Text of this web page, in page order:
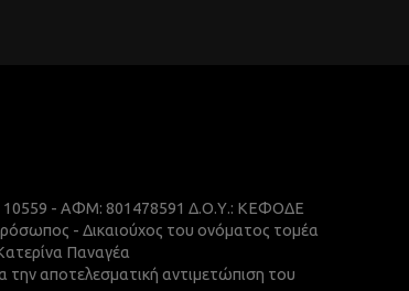
10559 - ΑΦΜ: 801478591 Δ.Ο.Υ.: ΚΕΦΟΔΕ
- Δικαιούχος του ονόματος τομέα
Παναγέα
την αποτελεσματική αντιμετώπιση του